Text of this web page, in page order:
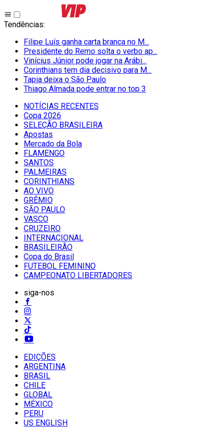
Tendências:
Filipe Luís ganha carta branca no M...
Presidente do Remo solta o verbo ap...
Vinícius Júnior pode jogar na Arábi...
Corinthians tem dia decisivo para M...
Tapia deixa o São Paulo
Thiago Almada pode entrar no top 3
NOTÍCIAS RECENTES
Copa 2026
SELEÇÃO BRASILEIRA
Apostas
Mercado da Bola
FLAMENGO
SANTOS
PALMEIRAS
CORINTHIANS
AO VIVO
GRÊMIO
SĀO PAULO
VASCO
CRUZEIRO
INTERNACIONAL
BRASILEIRÃO
Copa do Brasil
FUTEBOL FEMININO
CAMPEONATO LIBERTADORES
siga-nos
EDIÇÕES
ARGENTINA
BRASIL
CHILE
GLOBAL
MÉXICO
PERU
US ENGLISH